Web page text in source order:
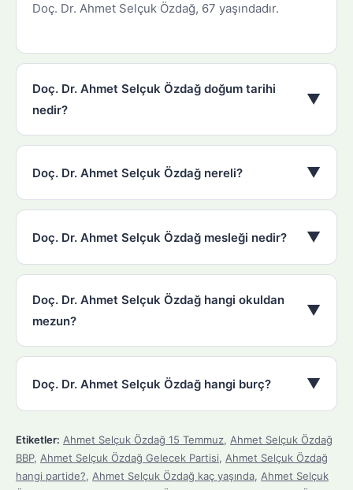
Doç. Dr. Ahmet Selçuk Özdağ, 67 yaşındadır.
Doç. Dr. Ahmet Selçuk Özdağ doğum tarihi
nedir?
▼
Doç. Dr. Ahmet Selçuk Özdağ nereli? ▼
Doç. Dr. Ahmet Selçuk Özdağ mesleği nedir? ▼
Doç. Dr. Ahmet Selçuk Özdağ hangi okuldan
mezun?
▼
Doç. Dr. Ahmet Selçuk Özdağ hangi burç? ▼
Etiketler: Ahmet Selçuk Özdağ 15 Temmuz, Ahmet Selçuk Özdağ
BBP, Ahmet Selçuk Özdağ Gelecek Partisi, Ahmet Selçuk Özdağ
hangi partide?, Ahmet Selçuk Özdağ kaç yaşında, Ahmet Selçuk